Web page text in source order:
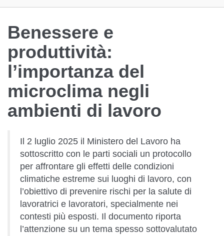
Benessere e
produttività:
l’importanza del
microclima negli
ambienti di lavoro
Il 2 luglio 2025 il Ministero del Lavoro ha
sottoscritto con le parti sociali un protocollo
per affrontare gli effetti delle condizioni
climatiche estreme sui luoghi di lavoro, con
l’obiettivo di prevenire rischi per la salute di
lavoratrici e lavoratori, specialmente nei
contesti più esposti. Il documento riporta
l’attenzione su un tema spesso sottovalutato